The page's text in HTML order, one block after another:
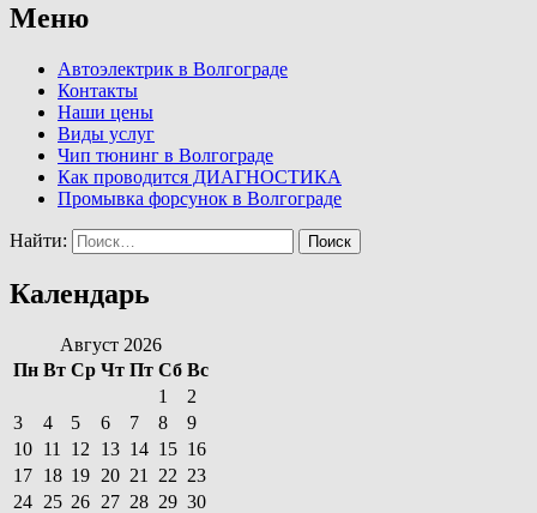
Меню
Автоэлектрик в Волгограде
Контакты
Наши цены
Виды услуг
Чип тюнинг в Волгограде
Как проводится ДИАГНОСТИКА
Промывка форсунок в Волгограде
Найти:
Календарь
Август 2026
Пн Вт Ср Чт Пт Сб Вс
1
2
3
4 5 6 7 8
9
10 11 12 13 14 15 16
17 18 19 20 21 22 23
24 25 26 27 28 29 30